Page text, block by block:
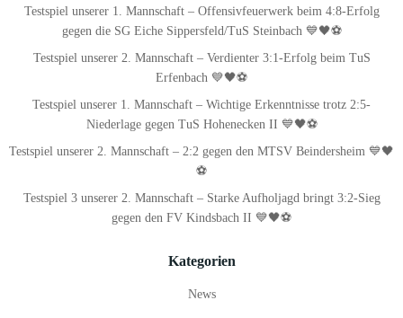
Testspiel unserer 1. Mannschaft – Offensivfeuerwerk beim 4:8-Erfolg
gegen die SG Eiche Sippersfeld/TuS Steinbach 💙🖤⚽
Testspiel unserer 2. Mannschaft – Verdienter 3:1-Erfolg beim TuS
Erfenbach 💙🖤⚽
Testspiel unserer 1. Mannschaft – Wichtige Erkenntnisse trotz 2:5-
Niederlage gegen TuS Hohenecken II 💙🖤⚽
Testspiel unserer 2. Mannschaft – 2:2 gegen den MTSV Beindersheim 💙🖤
⚽
Testspiel 3 unserer 2. Mannschaft – Starke Aufholjagd bringt 3:2-Sieg
gegen den FV Kindsbach II 💙🖤⚽
Kategorien
News